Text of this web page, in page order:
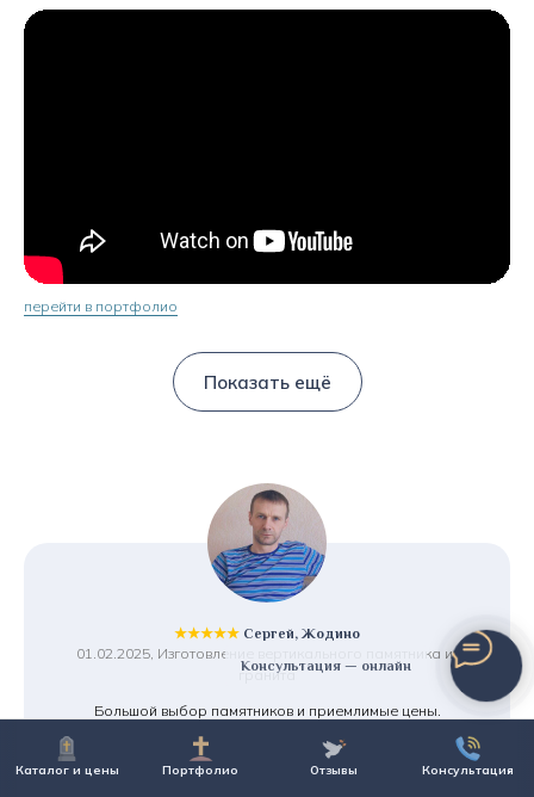
Каталог и цены Портфолио Отзывы Консультация
Консультация — онлайн
перейти в портфолио
Показать ещё
★★★★★ Сергей, Жодино
01.02.2025, Изготовление вертикального памятника из
гранита
Большой выбор памятников и приемлимые цены.
И что для меня важно - хранение памятника бесплатно,
т.к. установку планирую только в августе. Смело